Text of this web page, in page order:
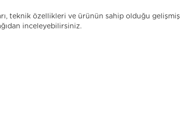
teknik özellikleri ve ürünün sahip olduğu gelişmiş
inceleyebilirsiniz.